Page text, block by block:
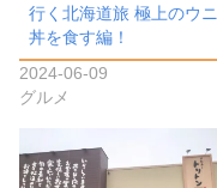
行く北海道旅 極上のウニ
丼を食す編！
2024-06-09
グルメ